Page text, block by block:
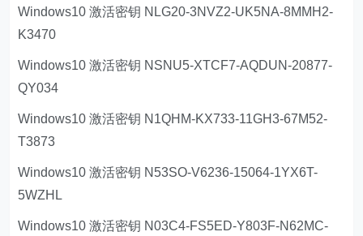
Windows10 激活密钥 NLG20-3NVZ2-UK5NA-8MMH2-
K3470
Windows10 激活密钥 NSNU5-XTCF7-AQDUN-20877-
QY034
Windows10 激活密钥 N1QHM-KX733-11GH3-67M52-
T3873
Windows10 激活密钥 N53SO-V6236-15064-1YX6T-
5WZHL
Windows10 激活密钥 N03C4-FS5ED-Y803F-N62MC-